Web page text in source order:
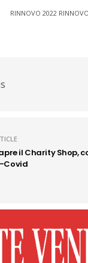
RINNOVO 2022
il Charity Shop,
Covid